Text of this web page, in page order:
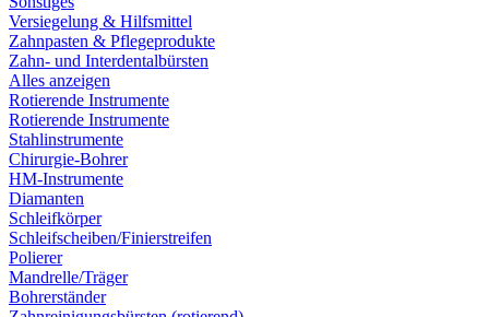
Versiegelung & Hilfsmittel
Zahnpasten & Pflegeprodukte
Zahn- und Interdentalbürsten
Alles anzeigen
Rotierende Instrumente
Rotierende Instrumente
Stahlinstrumente
Chirurgie-Bohrer
HM-Instrumente
Diamanten
Schleifkörper
Schleifscheiben/Finierstreifen
Polierer
Mandrelle/Träger
Bohrerständer